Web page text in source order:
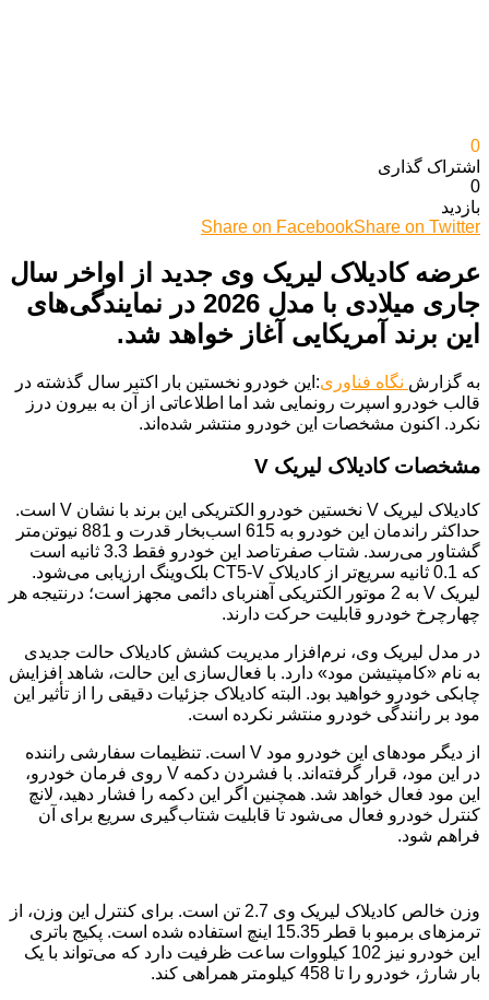
0
اشتراک گذاری‌
0
بازدید
Share on FacebookShare on Twitter
عرضه کادیلاک لیریک وی جدید از اواخر سال
جاری میلادی با مدل 2026 در نمایندگی‌های
این برند آمریکایی آغاز خواهد شد.
به گزارش نگاه فناوری:این خودرو نخستین بار اکتبر سال گذشته در
قالب خودرو اسپرت رونمایی شد اما اطلاعاتی از آن به بیرون درز
نکرد. اکنون مشخصات این خودرو منتشر شده‌اند.
مشخصات کادیلاک لیریک V
کادیلاک لیریک V نخستین خودرو الکتریکی این برند با نشان V است.
حداکثر راندمان این خودرو به 615 اسب‌بخار قدرت و 881 نیوتن‌متر
گشتاور می‌رسد. شتاب صفرتاصد این خودرو فقط 3.3 ثانیه است
که 0.1 ثانیه سریع‌تر از کادیلاک CT5-V بلک‌وینگ ارزیابی می‌شود.
لیریک V به 2 موتور الکتریکی آهنربای دائمی مجهز است؛ درنتیجه هر
چهارچرخ خودرو قابلیت حرکت دارند.
در مدل لیریک وی، نرم‌افزار مدیریت کشش کادیلاک حالت جدیدی
به نام «کامپتیشن مود» دارد. با فعال‌سازی این حالت، شاهد افزایش
چابکی خودرو خواهید بود. البته کادیلاک جزئیات دقیقی را از تأثیر این
مود بر رانندگی خودرو منتشر نکرده است.
از دیگر مودهای این خودرو مود V است. تنظیمات سفارشی راننده
در این مود، قرار گرفته‌اند. با فشردن دکمه V روی فرمان خودرو،
این مود فعال‌ خواهد شد. همچنین اگر این دکمه را فشار دهید، لانچ
کنترل خودرو فعال می‌شود تا قابلیت شتاب‌گیری سریع برای آن
فراهم شود.
وزن خالص کادیلاک لیریک وی 2.7 تن است. برای کنترل این وزن، از
ترمزهای برمبو با قطر 15.35 اینچ استفاده شده است. پکیج باتری
این خودرو نیز 102 کیلووات ساعت ظرفیت دارد که می‌تواند با یک‌
بار شارژ، خودرو را تا 458 کیلومتر همراهی کند.